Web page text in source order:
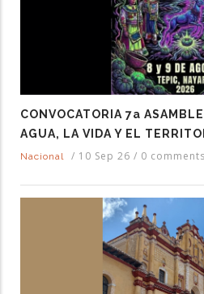
CONVOCATORIA 7a
AGUA, LA VIDA Y EL
Nacional / 10 Sep 26 / 0 comments